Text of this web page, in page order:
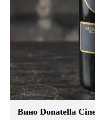
Вино Donatella